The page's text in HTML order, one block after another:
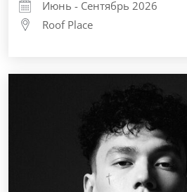
Июнь - Сентябрь 2026
Roof Place